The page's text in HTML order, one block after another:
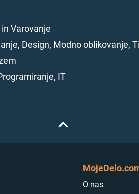
Varovanje
Design, Modno oblikovanje,
IT
O nas